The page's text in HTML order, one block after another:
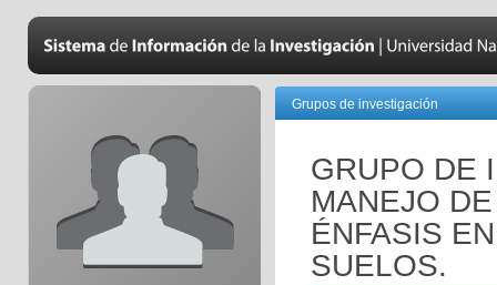
Grupos de investigación
GRUPO DE
MANEJO
ÉNFASIS
SUELOS.